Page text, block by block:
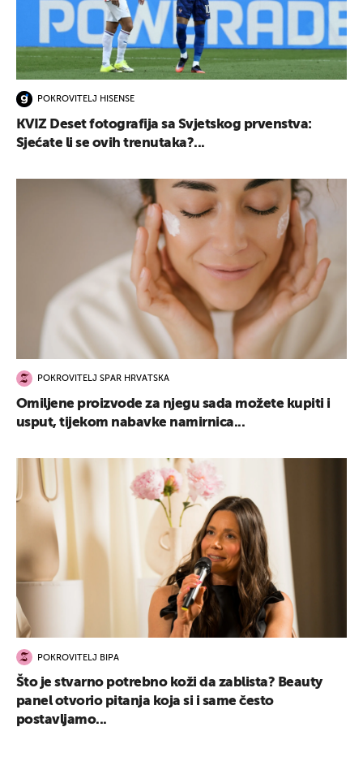
POKROVITELJ HISENSE
KVIZ Deset fotografija sa Svjetskog prvenstva:
Sjećate li se ovih trenutaka?...
POKROVITELJ SPAR HRVATSKA
Omiljene proizvode za njegu sada možete kupiti i
usput, tijekom nabavke namirnica...
POKROVITELJ BIPA
Što je stvarno potrebno koži da zablista? Beauty
panel otvorio pitanja koja si i same često
postavljamo...